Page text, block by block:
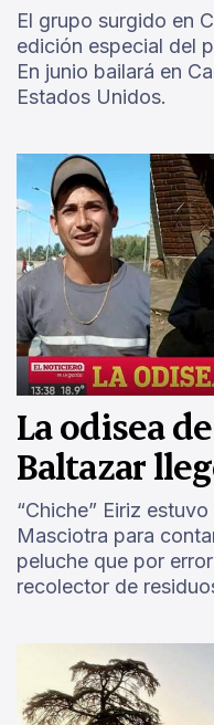
El grupo surgido en
edición especial del
En junio bailará en
Estados Unidos.
La odisea
Baltazar
“Chiche” Eiriz
Masciotra para
peluche que por
recolector de